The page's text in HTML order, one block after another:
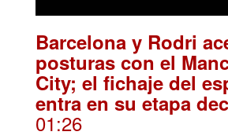
Barcelona y Rodri
posturas con el
City; el fichaje del
entra en su etapa
01:26